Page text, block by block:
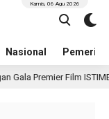
Nasional
Kamis, 06 Agu 2026
15 jam lalu